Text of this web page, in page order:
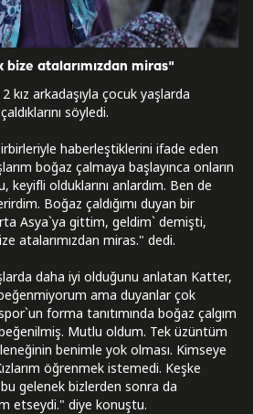
bize atalarımızdan miras"
kız arkadaşıyla çocuk yaşlarda
söyledi.
haberleştiklerini ifade eden
boğaz çalmaya başlayınca onların
keyifli olduklarını anlardım. Ben de
Boğaz çaldığımı duyan bir
Asya`ya gittim, geldim` demişti,
atalarımızdan miras." dedi.
daha iyi olduğunu anlatan Katter,
ama duyanlar çok
forma tanıtımında boğaz çalgım
beğenilmiş. Mutlu oldum. Tek üzüntüm
benimle yok olması. Kimseye
öğrenmek istemedi. Keşke
gelenek bizlerden sonra da
etseydi." diye konuştu.